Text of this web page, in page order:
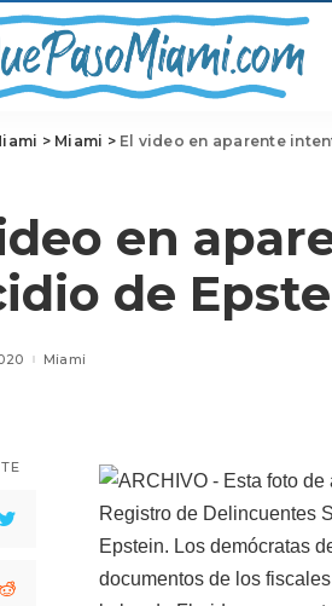
> Miami > El video en aparente
en
de
Miami